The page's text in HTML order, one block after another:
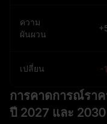
ความ
ผันผวน
เปลี่ยน -
การคาดการณ์ราค
ปี 2027 และ 2030